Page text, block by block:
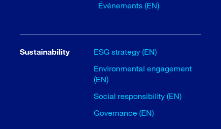
Événements (EN)
Sustainability
ESG strategy (EN)
Environmental engagement
(EN)
Social responsibility (EN)
Governance (EN)